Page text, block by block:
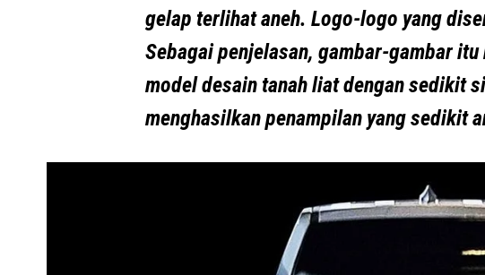
gelap terlihat aneh. Logo-logo yang
Sebagai penjelasan, gambar-gambar
model desain tanah liat dengan sedikit
menghasilkan penampilan yang sedikit